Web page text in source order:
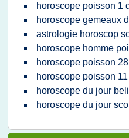
horoscope poisson 1
horoscope gemeaux
astrologie horoscop
horoscope homme
horoscope poisson
horoscope poisson
horoscope du jour
horoscope du jour